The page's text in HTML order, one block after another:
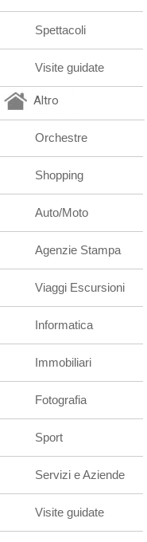
Spettacoli
Visite guidate
Altro
Orchestre
Shopping
Auto/Moto
Agenzie Stampa
Viaggi Escursioni
Informatica
Immobiliari
Fotografia
Sport
Servizi e Aziende
Visite guidate